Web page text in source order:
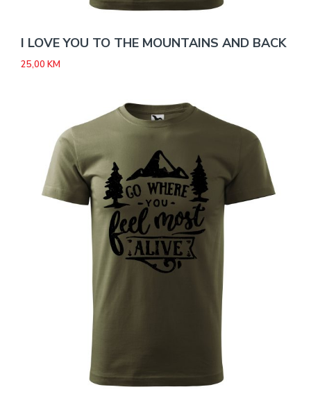
I LOVE YOU TO THE MOUNTAINS AND BACK
25,00 KM